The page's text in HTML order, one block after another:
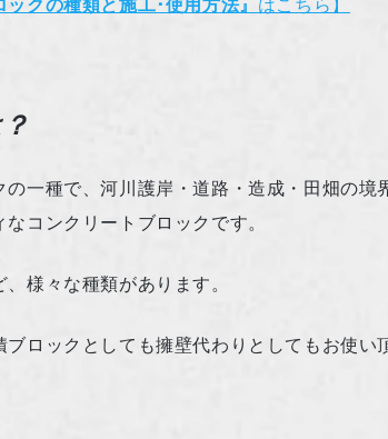
クの種類と施工･使用方法』 はこちら】
の一種で、河川護岸・道路・造成・田畑の
コンクリートブロックです。
様々な種類があります。
ロックとしても擁壁代わりとしてもお使い